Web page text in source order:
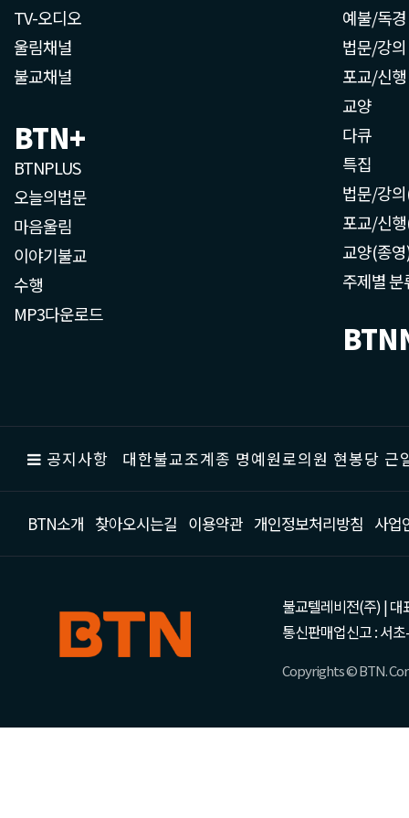
TV-오디오
울림채널
불교채널
BTN+
BTNPLUS
오늘의법문
마음울림
이야기불교
수행
MP3다운로드
예불/독경
법문/강의
포교/신행
교양
다큐
특집
법문/강
포교/신
교양(종
주제별 분
공지사항 대한불교조계종 명예원로의원 현봉당
BTN소개 찾아오시는길 이용약관 개인정보처리방침 사업
불교텔레비전(주) | 대
통신판매업신고 : 서
Copyrights © BTN.